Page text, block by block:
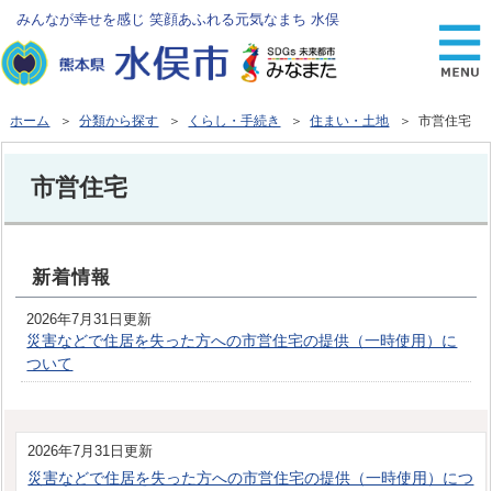
みんなが幸せを感じ 笑顔あふれる元気なまち 水俣
ホーム ＞分類から探す ＞ くらし・手続き ＞住まい・土地 ＞ 市営住宅
市営住宅
新着情報
2026年7月31日更新
災害などで住居を失った方への市営住宅の提供（一時使用）に
ついて
2026年7月31日更新
災害などで住居を失った方への市営住宅の提供（一時使用）につ